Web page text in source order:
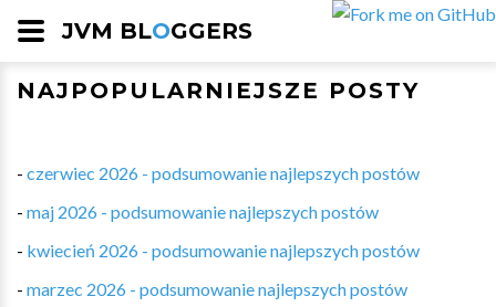
JVM BLOGGERS
NAJPOPULARNIEJSZE POSTY
- czerwiec 2026 - podsumowanie najlepszych postów
- maj 2026 - podsumowanie najlepszych postów
- kwiecień 2026 - podsumowanie najlepszych postów
- marzec 2026 - podsumowanie najlepszych postów